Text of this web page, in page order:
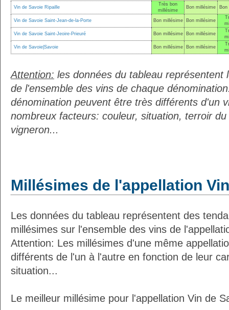
Vin de Savoie Ripaille
Très bon
millésime
Bon millésime Bon
Vin de Savoie Saint-Jean-de-la-Porte Bon millésime Bon millésime
Vin de Savoie Saint-Jeoire-Prieuré
Bon millésime Bon millésime
Vin de Savoie|Savoie
Bon millésime Bon millésime
Attention: les données du tableau représentent
de l'ensemble des vins de chaque
dénomination peuvent être très différents d'un
nombreux facteurs: couleur, situation, terroir
vigneron...
Millésimes de l'appellation
Les données du tableau représentent des
millésimes sur l'ensemble des vins de
Attention: Les millésimes d'une même
différents de l'un à l'autre en fonction de leur
situation...
Le meilleur millésime pour l'appellation Vin de